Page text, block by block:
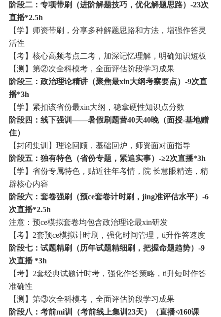
阶段二：专项带刷（进阶解题技巧，优化解题思路）-23次
直播*2.5h
【学】师资带刷，分享多种解题思路和方法，增强作答灵
活性
【考】核心高频考点二考，加深记忆理解，明确知识短板
【测】第②次全科模考，全面评估阶段学习成果
阶段三：政治理论精讲（聚焦最xin大纲考察要点）-9次直
播*3h
【学】紧扣该省份最xin大纲，稳拿硬性知识点分数
阶段四：线下强训——暑假刷题营40天40晚（面授-基地赠
住）
【封闭集训】理论回顾，基础回炉，师资面对面指导
阶段五：独有特色（省份专题，紧追实事）-≥2次直播*3h
【学】省份专属特色，贴近往年考情，院 长慧眼精选，精
辟核心内容
阶段六：套卷强刷（预ce套卷计时刷，jing准评估水平）-6
次直播*2.5h
注意：预ce模拟套卷均包含政治理论最xin研发
【考】2套预ce模拟计时刷，强化时间管理，ti升作答速度
阶段七：试题精刷（历年试题精细刷，把握命题趋势）-9
次直播 *3h
【考】2套经典试题计时考，强化作答策略，ti升短时作答
准确性
【测】第③次全科模考，全面评估阶段学习成果
阶段八：考前mi训（考前线上集训23天）（直播≮160课